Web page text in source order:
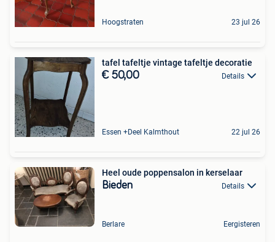
Hoogstraten 23 jul 26
tafel tafeltje vintage tafeltje decoratie
€ 50,00 Details
Essen +Deel Kalmthout 22 jul 26
Heel oude poppensalon in kerselaar
Bieden Details
Berlare Eergisteren